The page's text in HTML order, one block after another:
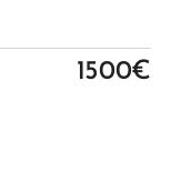
1500€